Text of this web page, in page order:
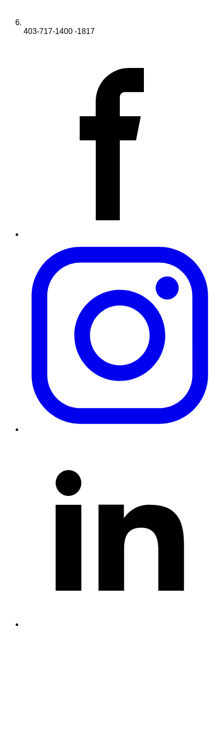
403-717-1400 -1817